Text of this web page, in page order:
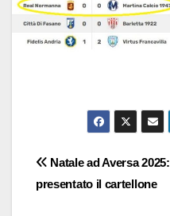
Navigazione
articoli
Natale ad Aversa 2025:
presentato il cartellone